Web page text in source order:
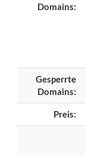
Domains:
Gesperrte
Domains:
Preis: